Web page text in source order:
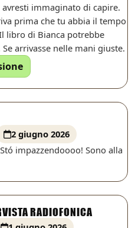
immaginato di capire.
prima che tu abbia il tempo
libro di Bianca potrebbe
arrivasse nelle mani giuste.
2 giugno 2026
impazzendoooo! Sono alla
RADIOFONICA